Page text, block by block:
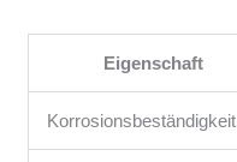
Eigenschaft
Korrosionsbeständigkeit